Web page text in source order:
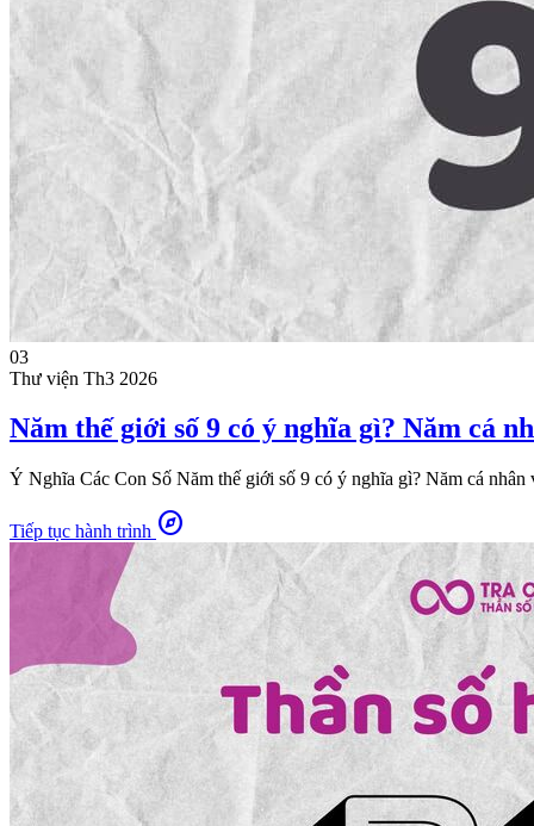
03
Thư viện Th3 2026
Năm thế giới số 9 có ý nghĩa gì? Năm cá
Ý Nghĩa Các Con Số Năm thế giới số 9 có ý nghĩa gì? Năm cá nhân
Tiếp tục hành trình explore